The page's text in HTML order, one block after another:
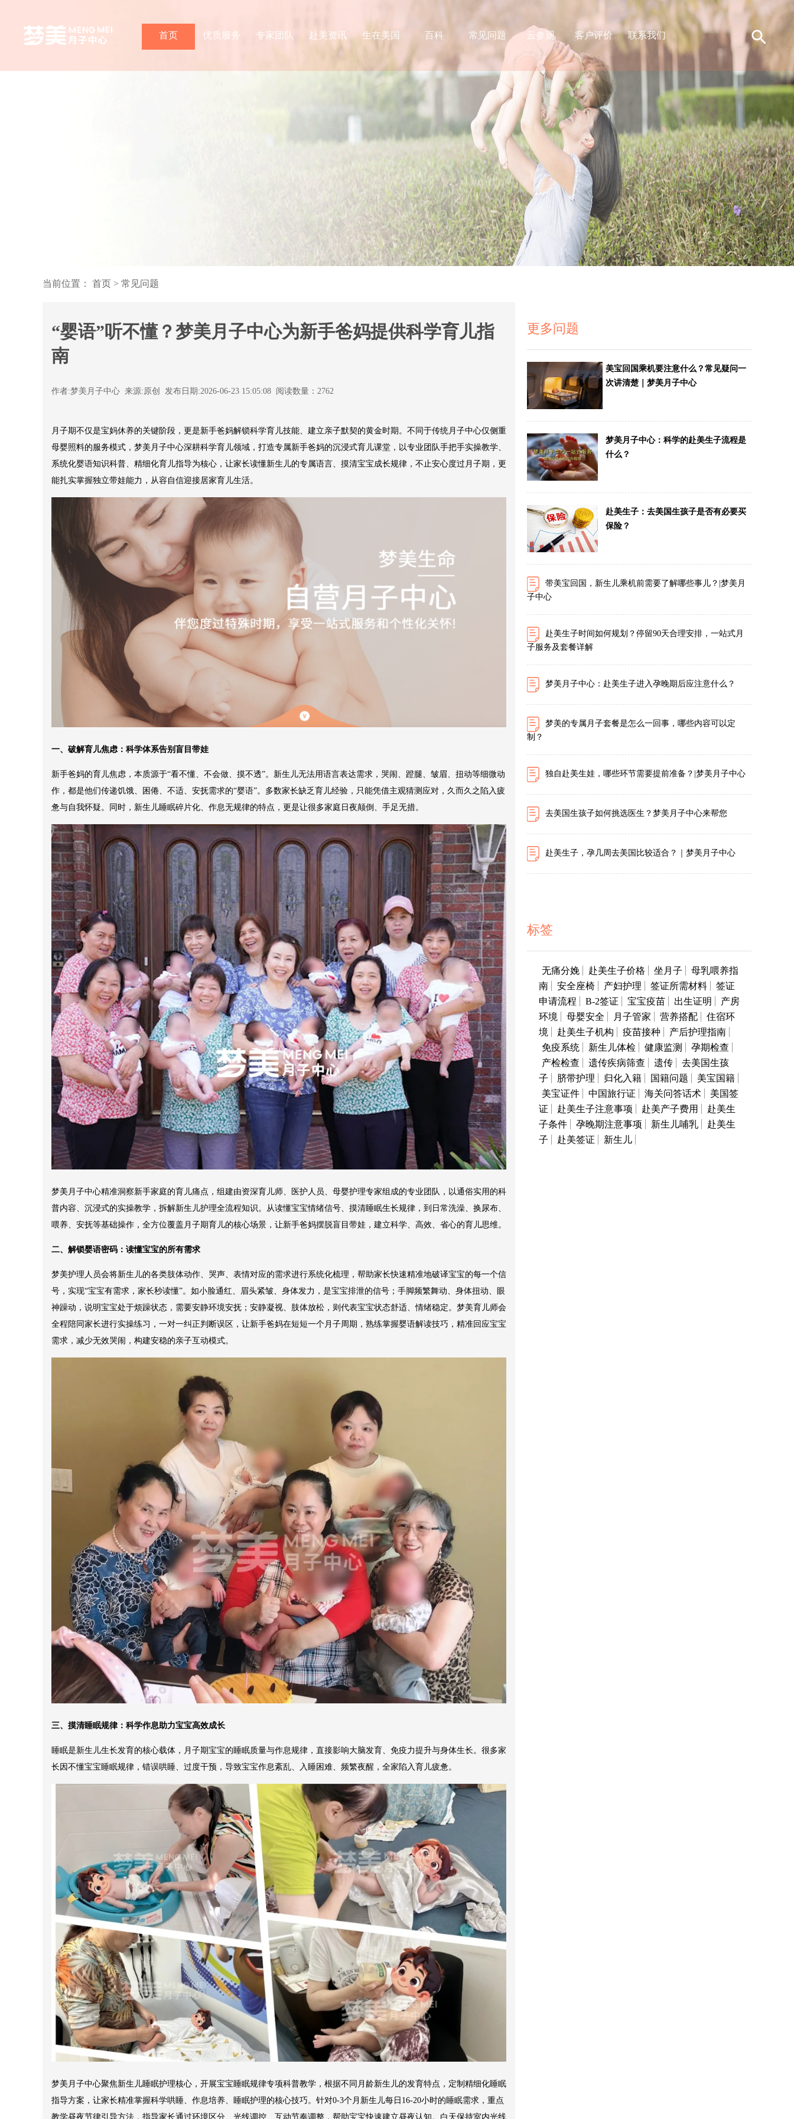
首页 优质服务 专家团队 赴美资讯 生在美国 百科 常见问题 云参观 客户评价 联系我们
当前位置： 首页 > 常见问题
“婴语”听不懂？梦美月子中心为新手爸妈提供科学育儿指
南
作者:梦美月子中心 来源:原创 发布日期:2026-06-23 15:05:08 阅读数量：2762
月子期不仅是宝妈休养的关键阶段，更是新手爸妈解锁科学育儿技能、建立亲子默契的黄金时期。不同于传统月子中心仅侧重
母婴照料的服务模式，梦美月子中心深耕科学育儿领域，打造专属新手爸妈的沉浸式育儿课堂，以专业团队手把手实操教学、
系统化婴语知识科普、精细化育儿指导为核心，让家长读懂新生儿的专属语言、摸清宝宝成长规律，不止安心度过月子期，更
能扎实掌握独立带娃能力，从容自信迎接居家育儿生活。
一、破解育儿焦虑：科学体系告别盲目带娃
新手爸妈的育儿焦虑，本质源于“看不懂、不会做、摸不透”。新生儿无法用语言表达需求，哭闹、蹬腿、皱眉、扭动等细微动
作，都是他们传递饥饿、困倦、不适、安抚需求的“婴语”。多数家长缺乏育儿经验，只能凭借主观猜测应对，久而久之陷入疲
惫与自我怀疑。同时，新生儿睡眠碎片化、作息无规律的特点，更是让很多家庭日夜颠倒、手足无措。
梦美月子中心精准洞察新手家庭的育儿痛点，组建由资深育儿师、医护人员、母婴护理专家组成的专业团队，以通俗实用的科
普内容、沉浸式的实操教学，拆解新生儿护理全流程知识。从读懂宝宝情绪信号、摸清睡眠生长规律，到日常洗澡、换尿布、
喂养、安抚等基础操作，全方位覆盖月子期育儿的核心场景，让新手爸妈摆脱盲目带娃，建立科学、高效、省心的育儿思维。
二、解锁婴语密码：读懂宝宝的所有需求
梦美护理人员会将新生儿的各类肢体动作、哭声、表情对应的需求进行系统化梳理，帮助家长快速精准地破译宝宝的每一个信
号，实现“宝宝有需求，家长秒读懂”。如小脸通红、眉头紧皱、身体发力，是宝宝排泄的信号；手脚频繁舞动、身体扭动、眼
神躁动，说明宝宝处于烦躁状态，需要安静环境安抚；安静凝视、肢体放松，则代表宝宝状态舒适、情绪稳定。梦美育儿师会
全程陪同家长进行实操练习，一对一纠正判断误区，让新手爸妈在短短一个月子周期，熟练掌握婴语解读技巧，精准回应宝宝
需求，减少无效哭闹，构建安稳的亲子互动模式。
三、摸清睡眠规律：科学作息助力宝宝高效成长
睡眠是新生儿生长发育的核心载体，月子期宝宝的睡眠质量与作息规律，直接影响大脑发育、免疫力提升与身体生长。很多家
长因不懂宝宝睡眠规律，错误哄睡、过度干预，导致宝宝作息紊乱、入睡困难、频繁夜醒，全家陷入育儿疲惫。
梦美月子中心聚焦新生儿睡眠护理核心，开展宝宝睡眠规律专项科普教学，根据不同月龄新生儿的发育特点，定制精细化睡眠
指导方案，让家长精准掌握科学哄睡、作息培养、睡眠护理的核心技巧。针对0-3个月新生儿每日16-20小时的睡眠需求，重点
教学昼夜节律引导方法，指导家长通过环境区分、光线调控、互动节奏调整，帮助宝宝快速建立昼夜认知。白天保持室内光线
更多问题
美宝回国乘机要注意什么？常见疑问一
次讲清楚｜梦美月子中心
梦美月子中心：科学的赴美生子流程是
什么？
赴美生子：去美国生孩子是否有必要买
保险？
带美宝回国，新生儿乘机前需要了解哪些事儿？|梦美月
子中心
赴美生子时间如何规划？停留90天合理安排，一站式月
子服务及套餐详解
梦美月子中心：赴美生子进入孕晚期后应注意什么？
梦美的专属月子套餐是怎么一回事，哪些内容可以定
制？
独自赴美生娃，哪些环节需要提前准备？|梦美月子中心
去美国生孩子如何挑选医生？梦美月子中心来帮您
赴美生子，孕几周去美国比较适合？｜梦美月子中心
标签
无痛分娩 赴美生子价格 坐月子
母乳喂养指
南
安全座椅 产妇护理 签证所需材料
签证
申请流程
B-2签证 宝宝疫苗 出生证明
产房
环境
母婴安全 月子管家 营养搭配
住宿环
境
赴美生子机构 疫苗接种
产后护理指南
免疫系统
新生儿体检 健康监测
孕期检查
产检检查
遗传疾病筛查 遗传
去美国生孩
子
脐带护理 归化入籍 国籍问题
美宝国籍
美宝证件
中国旅行证 海关问答话术
美国签
证
赴美生子注意事项 赴美产子费用
赴美生
子条件
孕晚期注意事项 新生儿哺乳
赴美生
子
赴美签证 新生儿